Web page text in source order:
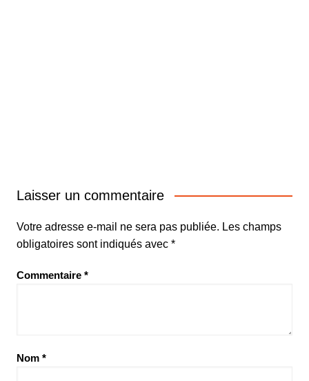
Laisser un commentaire
Votre adresse e-mail ne sera pas publiée. Les champs
obligatoires sont indiqués avec *
Commentaire *
Nom *